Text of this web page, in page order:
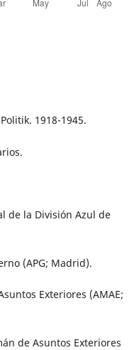
1918-1945.
de la División Azul de
(APG; Madrid).
Exteriores (AMAE;
de Asuntos Exteriores